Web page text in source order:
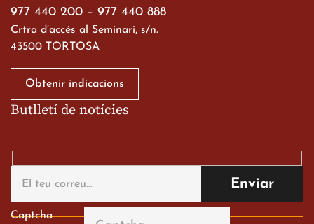
Gran paper dels nostres
alumnes al Tortosa
English Festival
13 de març de 2026
Donació de sang
977 440 200 – 977 440 888
Crtra d’accés al Seminari, s/n.
43500 TORTOSA
Obtenir indicacions
Butlletí de notícies
Captcha